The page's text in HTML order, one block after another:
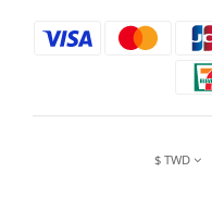
$ TWD